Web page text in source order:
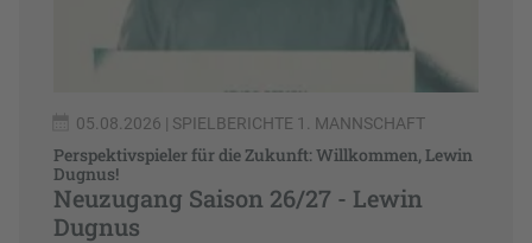
05.08.2026 | SPIELBERICHTE 1. MANNSCHAFT
Perspektivspieler für die Zukunft: Willkommen, Lewin
Dugnus!
Neuzugang Saison 26/27 - Lewin
Dugnus